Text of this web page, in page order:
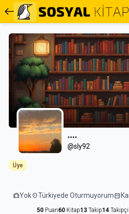
….
@sly92
Üye
tripYoklocation_onTürkiyede Oturmuyorumcalendar_month
50Puan60Kitap13Takip14Takipçi